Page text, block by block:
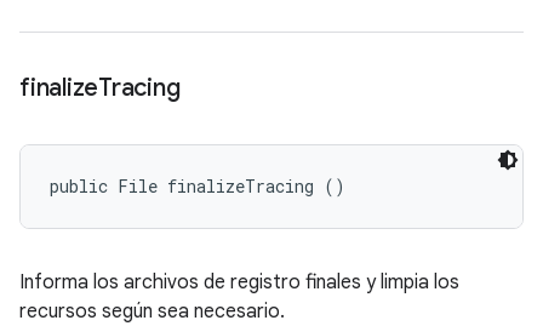
finalizeTracing
public File finalizeTracing ()
Informa los archivos de registro finales y limpia los
recursos según sea necesario.